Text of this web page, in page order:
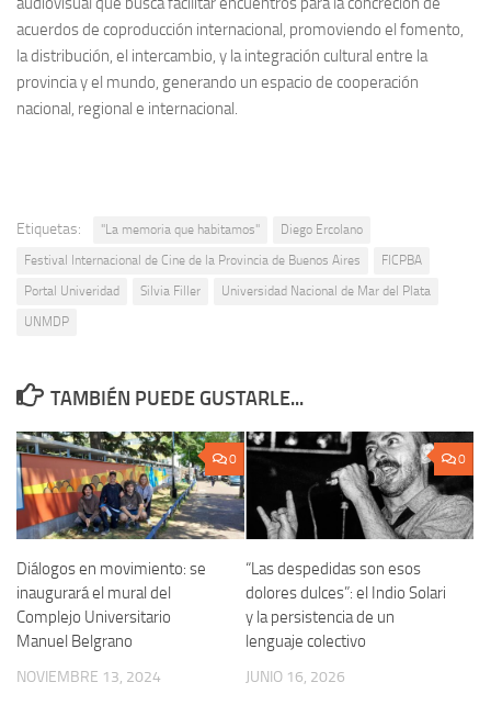
acuerdos de coproducción internacional, promoviendo el fomento,
la distribución, el intercambio, y la integración cultural entre la
provincia y el mundo, generando un espacio de cooperación
nacional, regional e internacional.
Etiquetas: "La memoria que habitamos"
Diego Ercolano
Festival Internacional de Cine de la Provincia de Buenos Aires
FICPBA
Portal Univeridad
Silvia Filler
Universidad Nacional de Mar del Plata
UNMDP
TAMBIÉN PUEDE GUSTARLE...
0
Diálogos en movimiento: se
inaugurará el mural del
Complejo Universitario
Manuel Belgrano
NOVIEMBRE 13, 2024
0
“Las despedidas son esos
dolores dulces”: el Indio Solari
y la persistencia de un
lenguaje colectivo
JUNIO 16, 2026